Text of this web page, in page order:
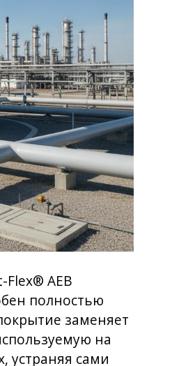
AEB
полностью
заменяет
на
устраняя сами